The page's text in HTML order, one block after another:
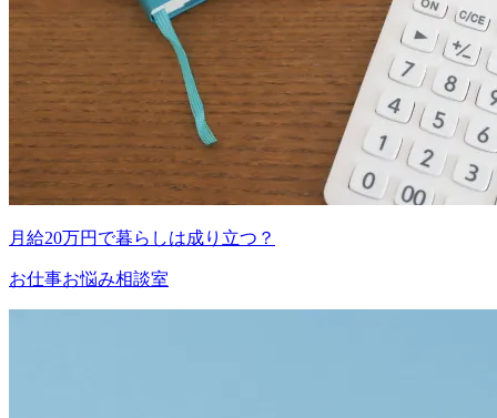
月給20万円で暮らしは成り立つ？
お仕事お悩み相談室